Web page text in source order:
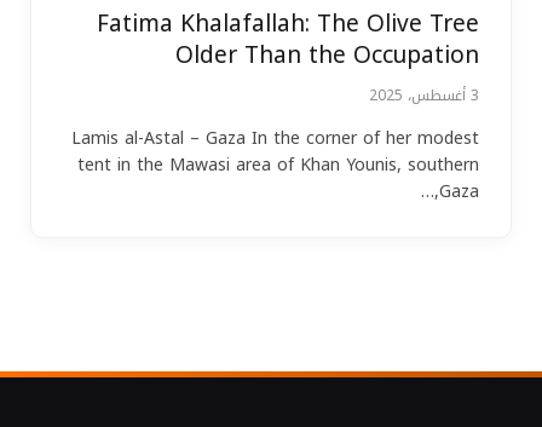
Fatima Khalafallah: The Olive Tree
Older Than the Occupation
3 أغسطس، 2025
Lamis al-Astal – Gaza In the corner of her modest
tent in the Mawasi area of Khan Younis, southern
Gaza,…